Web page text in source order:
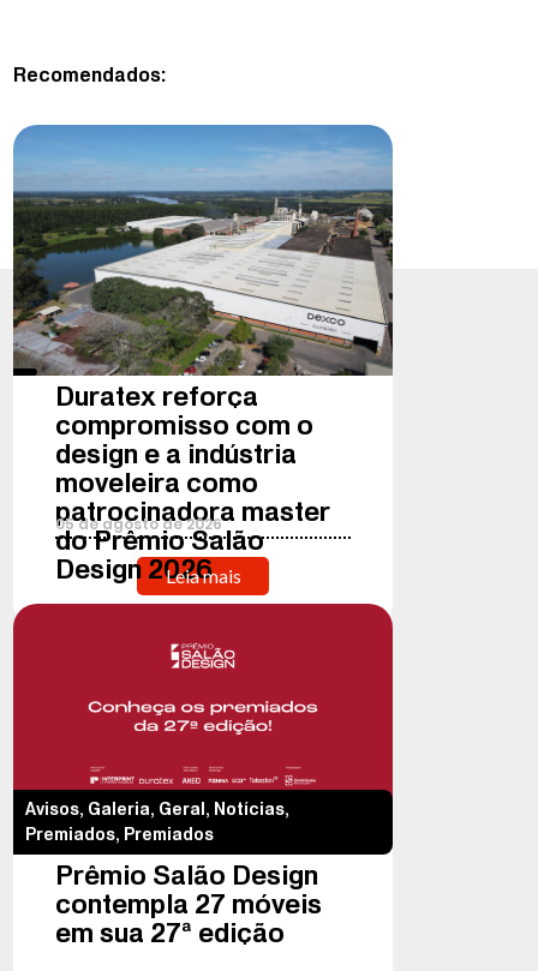
Recomendados:
Duratex reforça
compromisso com o
design e a indústria
moveleira como
patrocinadora master
do Prêmio Salão
Design 2026
05deagostode2026
Leia mais
Avisos, Galeria, Geral , Notícias,
Premiados, Premiados
Prêmio Salão Design
contempla 27 móveis
em sua 27ª edição